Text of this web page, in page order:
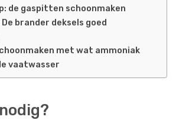
de gaspitten schoonmaken
brander deksels goed
met wat ammoniak
vaatwasser